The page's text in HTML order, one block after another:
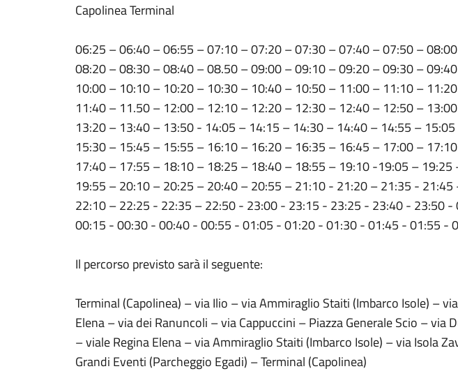
Capolinea Terminal
06:25 – 06:40 – 06:55 – 07:10 – 07:20 – 07:30 – 07:40 – 07:50 –
08:20 – 08:30 – 08:40 – 08.50 – 09:00 – 09:10 – 09:20 – 09:30 –
10:00 – 10:10 – 10:20 – 10:30 – 10:40 – 10:50 – 11:00 – 11:10 –
11:40 – 11.50 – 12:00 – 12:10 – 12:20 – 12:30 – 12:40 – 12:50 –
13:20 – 13:40 – 13:50 - 14:05 – 14:15 – 14:30 – 14:40 – 14:55 –
15:30 – 15:45 – 15:55 – 16:10 – 16:20 – 16:35 – 16:45 – 17:00 –
17:40 – 17:55 – 18:10 – 18:25 – 18:40 – 18:55 – 19:10 -19:05 – 19:25
19:55 – 20:10 – 20:25 – 20:40 – 20:55 – 21:10 - 21:20 – 21:35 - 21:45
22:10 – 22:25 - 22:35 – 22:50 - 23:00 - 23:15 - 23:25 - 23:40 - 23:50 -
00:15 - 00:30 - 00:40 - 00:55 - 01:05 - 01:20 - 01:30 - 01:45 - 01:55 -
Il percorso previsto sarà il seguente:
Terminal (Capolinea) – via Ilio – via Ammiraglio Staiti (Imbarco Isole) –
Elena – via dei Ranuncoli – via Cappuccini – Piazza Generale Scio – via
– viale Regina Elena – via Ammiraglio Staiti (Imbarco Isole) – via Isola
Grandi Eventi (Parcheggio Egadi) – Terminal (Capolinea)